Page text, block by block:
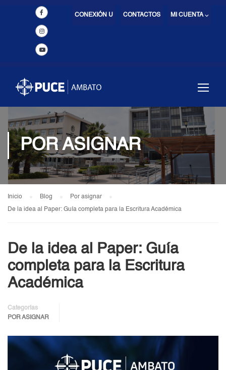
MI CUENTA ⌵
CONTACTOS
CONEXIÓN U
POR ASIGNAR
Inicio Blog Por asignar
De la idea al Paper: Guía completa para la Escritura Académica
De la idea al Paper: Guía
completa para la Escritura
Académica
Categorías
POR ASIGNAR